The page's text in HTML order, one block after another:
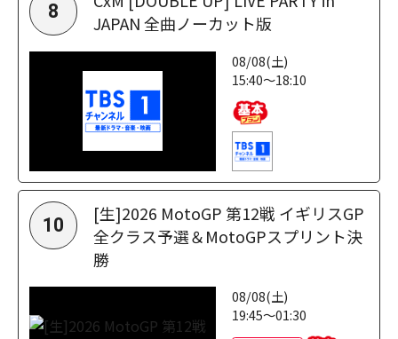
8
JAPAN 全曲ノーカット版
08/08(土)
15:40～18:10
10
[生]2026 MotoGP 第12戦 イギリスGP
全クラス予選＆MotoGPスプリント決
勝
08/08(土)
19:45～01:30